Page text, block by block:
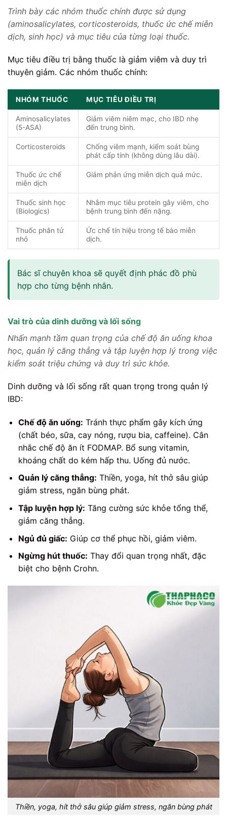
Trình bày các nhóm thuốc chính được sử dụng
(aminosalicylates, corticosteroids, thuốc ức chế miễn
dịch, sinh học) và mục tiêu của từng loại thuốc.
Mục tiêu điều trị bằng thuốc là giảm viêm và duy trì
thuyên giảm. Các nhóm thuốc chính:
NHÓM THUỐC MỤC TIÊU ĐIỀU TRỊ
Aminosalicylates
(5-ASA)
Giảm viêm niêm mạc, cho IBD nhẹ
đến trung bình.
Corticosteroids
Chống viêm mạnh, kiểm soát bùng
phát cấp tính (không dùng lâu dài).
Thuốc ức chế
miễn dịch
Giảm phản ứng miễn dịch quá mức.
Thuốc sinh học
(Biologics)
Nhắm mục tiêu protein gây viêm, cho
bệnh trung bình đến nặng.
Thuốc phân tử
nhỏ
Ức chế tín hiệu trong tế bào miễn
dịch.
Bác sĩ chuyên khoa sẽ quyết định phác đồ phù
hợp cho từng bệnh nhân.
Vai trò của dinh dưỡng và lối sống
Nhấn mạnh tầm quan trọng của chế độ ăn uống khoa
học, quản lý căng thẳng và tập luyện hợp lý trong việc
kiểm soát triệu chứng và duy trì sức khỏe.
Dinh dưỡng và lối sống rất quan trọng trong quản lý
IBD:
Chế độ ăn uống: Tránh thực phẩm gây kích ứng
(chất béo, sữa, cay nóng, rượu bia, caffeine). Cân
nhắc chế độ ăn ít FODMAP. Bổ sung vitamin,
khoáng chất do kém hấp thu. Uống đủ nước.
Quản lý căng thẳng: Thiền, yoga, hít thở sâu giúp
giảm stress, ngăn bùng phát.
Tập luyện hợp lý: Tăng cường sức khỏe tổng thể,
giảm căng thẳng.
Ngủ đủ giấc: Giúp cơ thể phục hồi, giảm viêm.
Ngừng hút thuốc: Thay đổi quan trọng nhất, đặc
biệt cho bệnh Crohn.
Thiền, yoga, hít thở sâu giúp giảm stress, ngăn bùng phát